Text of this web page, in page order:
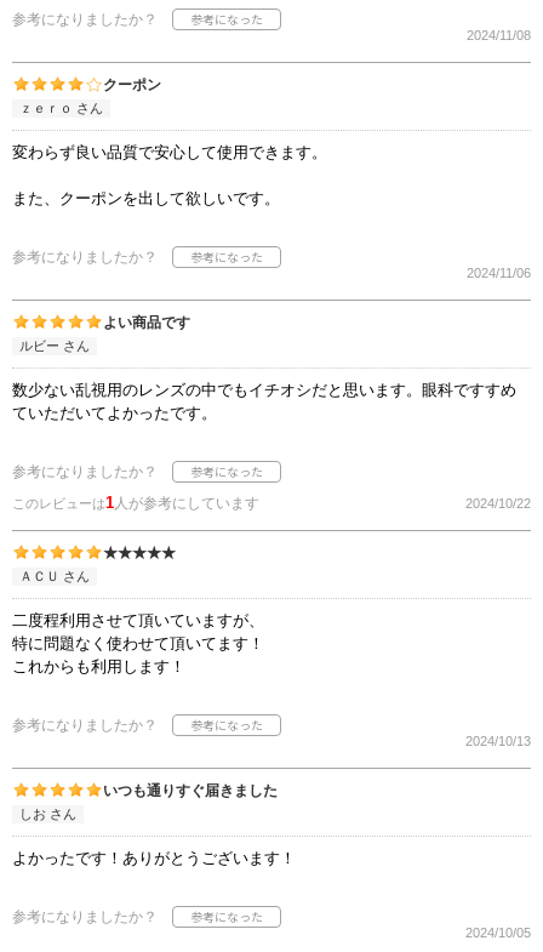
参考になりましたか？
2024/11/08
クーポン
ｚｅｒｏ さん
変わらず良い品質で安心して使用できます。
また、クーポンを出して欲しいです。
参考になりましたか？
2024/11/06
よい商品です
ルビー さん
数少ない乱視用のレンズの中でもイチオシだと思います。眼科ですすめ
ていただいてよかったです。
参考になりましたか？
このレビューは1人が参考にしています 2024/10/22
★★★★★
ＡＣＵ さん
二度程利用させて頂いていますが、
特に問題なく使わせて頂いてます！
これからも利用します！
参考になりましたか？
2024/10/13
いつも通りすぐ届きました
しお さん
よかったです！ありがとうございます！
参考になりましたか？
2024/10/05